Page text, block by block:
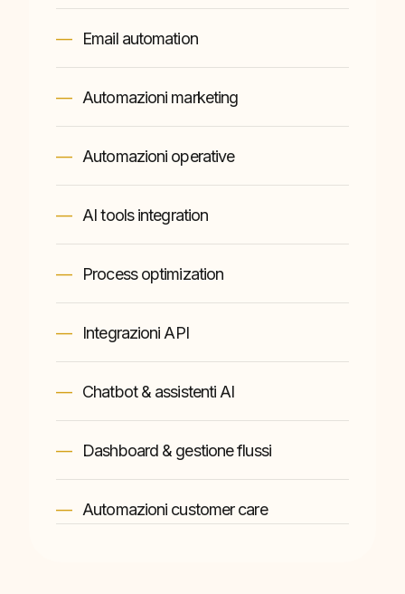
Email automation
Automazioni marketing
Automazioni operative
AI tools integration
Process optimization
Integrazioni API
Chatbot & assistenti AI
Dashboard & gestione flussi
Automazioni customer care